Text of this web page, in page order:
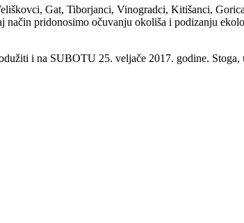
Gat, Tiborjanci, Vinogradci, Kitišanci,
pridonosimo očuvanju okoliša i podizanju
i na SUBOTU 25. veljače 2017. godine.